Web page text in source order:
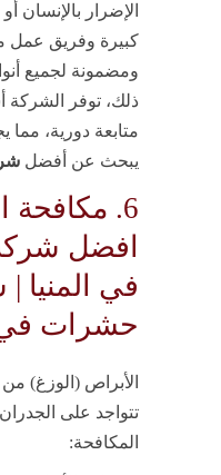
الإضرار بالإنسان
كبيرة وفريق عمل
ومضمونة لجميع
ذلك، توفر الشركة
متابعة دورية، مما
يبحث عن أفضل
6. مكافحة
افضل
في المنيا
حشرات في
الأبراص (الوزغ)
تتواجد على
المكافحة: